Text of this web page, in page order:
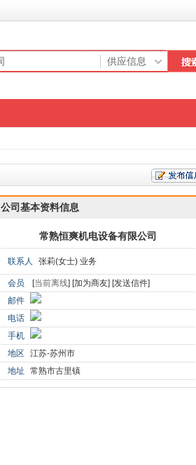
公司基本资料信息
常熟恒爽机电设备有限公司
联系人 张莉(女士) 业务
会员 [当前离线] [加为商友] [发送信件]
邮件
电话
手机
地区
江苏-苏州市
地址
常熟市古里镇